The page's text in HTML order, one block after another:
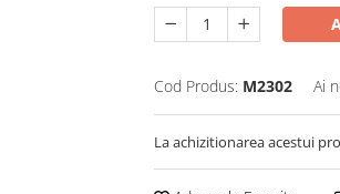
Cod Produs: M2302 Ai
La achizitionarea acestui